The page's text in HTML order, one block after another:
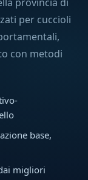
per cuccioli
con metodi
base,
migliori